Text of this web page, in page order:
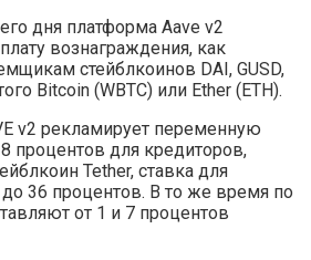
дня платформа Aave v2
вознаграждения, как
стейблкоинов DAI, GUSD,
Bitcoin (WBTC) или Ether (ETH).
v2 рекламирует переменную
процентов для кредиторов,
Tether, ставка для
36 процентов. В то же время по
от 1 и 7 процентов